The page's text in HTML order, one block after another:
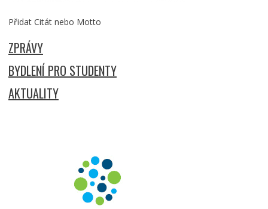
Přidat Citát nebo Motto
ZPRÁVY
BYDLENÍ PRO STUDENTY
AKTUALITY